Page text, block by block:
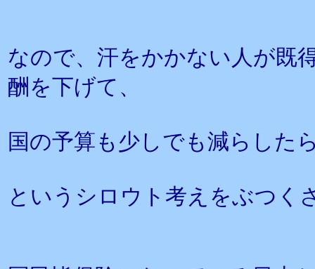
なので、汗をかかない人が既
酬を下げて、
国の予算も少しでも減らした
というシロウト考えをぶつく